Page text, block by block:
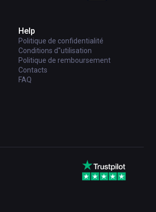
Help
Politique de confidentialité
Conditions d''utilisation
Politique de remboursement
Contacts
FAQ